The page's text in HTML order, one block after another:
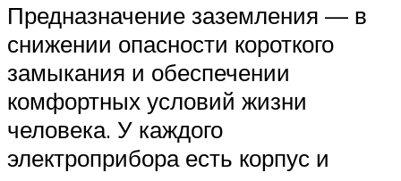
Предназначение заземления — в
снижении опасности короткого
замыкания и обеспечении
комфортных условий жизни
человека. У каждого
электроприбора есть корпус и